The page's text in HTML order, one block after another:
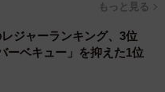
もっと見る
ジャーランキング、3位
ーベキュー」を抑えた1位